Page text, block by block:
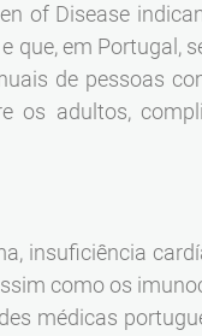
of Disease
em Portugal,
de pessoas
os adultos,
insuficiência
como os
médicas